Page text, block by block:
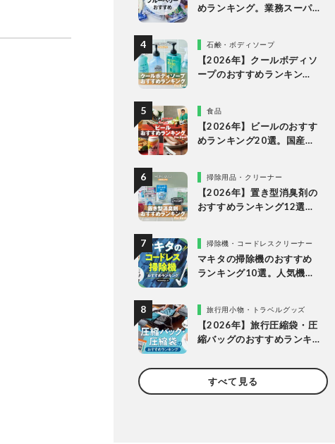
めランキング。業務スーパ
石鹸・ボディソープ
【2026年】クールボディソ
ープのおすすめランキン
食品
【2026年】ビールのおすす
めランキング20選。国産の
掃除用品・クリーナー
【2026年】置き型消臭剤の
おすすめランキング12選。
掃除機・コードレスクリーナー
マキタの掃除機のおすすめ
ランキング10選。人気機種
旅行用小物・トラベルグッズ
【2026年】旅行圧縮袋・圧
縮バッグのおすすめランキ
ーカーの製品で比較
すべて見る